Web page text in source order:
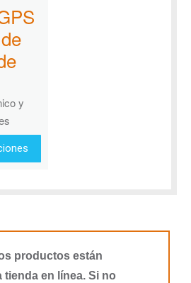
y
productos están
en línea. Si no